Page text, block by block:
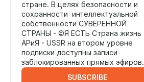
стране. В целях безопасности и
сохранности интеллектуальной
собственности СУВЕРЕННОЙ
СТРАНЫ - ©Я ЕСТЬ Страна жизнь
АРиЯ - USSR на втором уровне
подписки доступны записи
заблокированных прямых эфиров.
SUBSCRIBE